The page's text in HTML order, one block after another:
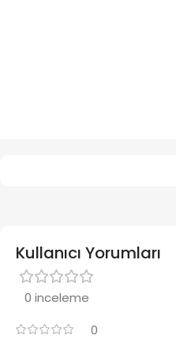
Kullanıcı Yorumları
0 inceleme
0